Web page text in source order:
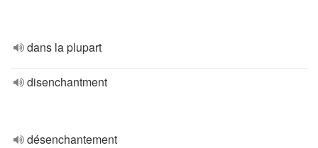
dans la plupart
disenchantment
désenchantement